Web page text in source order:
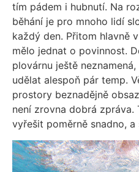
tím pádem i hubnutí. Na
běhání je pro mnoho lidí
každý den. Přitom hlavně
mělo jednat o povinnost.
plovárnu ještě
udělat alespoň pár temp.
prostory beznadějně
není zrovna dobrá
vyřešit poměrně snadno,